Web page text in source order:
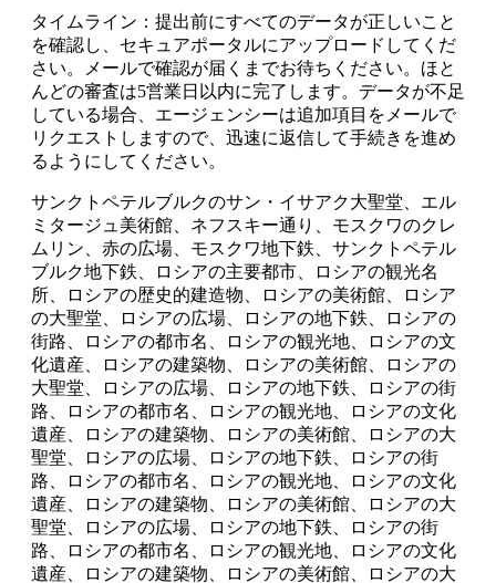
タイムライン：提出前にすべてのデータが正しいこと
を確認し、セキュアポータルにアップロードしてくだ
さい。メールで確認が届くまでお待ちください。ほと
んどの審査は5営業日以内に完了します。データが不足
している場合、エージェンシーは追加項目をメールで
リクエストしますので、迅速に返信して手続きを進め
るようにしてください。
サンクトペテルブルクのサン・イサアク大聖堂、エル
ミタージュ美術館、ネフスキー通り、モスクワのクレ
ムリン、赤の広場、モスクワ地下鉄、サンクトペテル
ブルク地下鉄、ロシアの主要都市、ロシアの観光名
所、ロシアの歴史的建造物、ロシアの美術館、ロシア
の大聖堂、ロシアの広場、ロシアの地下鉄、ロシアの
街路、ロシアの都市名、ロシアの観光地、ロシアの文
化遺産、ロシアの建築物、ロシアの美術館、ロシアの
大聖堂、ロシアの広場、ロシアの地下鉄、ロシアの街
路、ロシアの都市名、ロシアの観光地、ロシアの文化
遺産、ロシアの建築物、ロシアの美術館、ロシアの大
聖堂、ロシアの広場、ロシアの地下鉄、ロシアの街
路、ロシアの都市名、ロシアの観光地、ロシアの文化
遺産、ロシアの建築物、ロシアの美術館、ロシアの大
聖堂、ロシアの広場、ロシアの地下鉄、ロシアの街
路、ロシアの都市名、ロシアの観光地、ロシアの文化
遺産、ロシアの建築物、ロシアの美術館、ロシアの大